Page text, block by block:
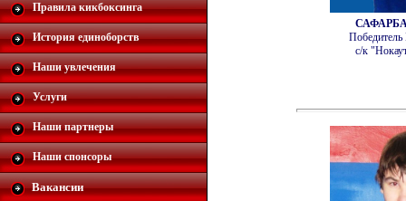
Правила кикбоксинга
История единоборств
Наши увлечения
Услуги
Наши партнеры
Наши спонсоры
Вакансии
Победитель
с/к